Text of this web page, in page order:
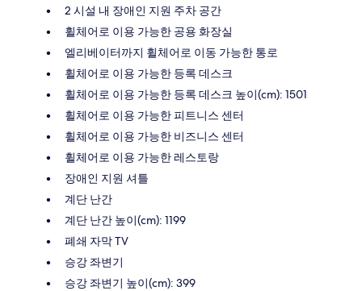
2 시설 내 장애인 지원 주차 공간
휠체어로 이용 가능한 공용 화장실
엘리베이터까지 휠체어로 이동 가능한 통로
휠체어로 이용 가능한 등록 데스크
휠체어로 이용 가능한 등록 데스크 높이(cm): 1501
휠체어로 이용 가능한 피트니스 센터
휠체어로 이용 가능한 비즈니스 센터
휠체어로 이용 가능한 레스토랑
장애인 지원 셔틀
계단 난간
계단 난간 높이(cm): 1199
폐쇄 자막 TV
승강 좌변기
승강 좌변기 높이(cm): 399